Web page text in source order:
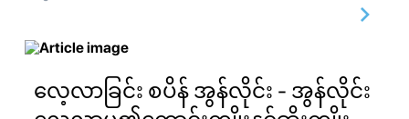
လေ့လာခြင်း စပိန် အွန်လိုင်း - အွန်လိုင်း